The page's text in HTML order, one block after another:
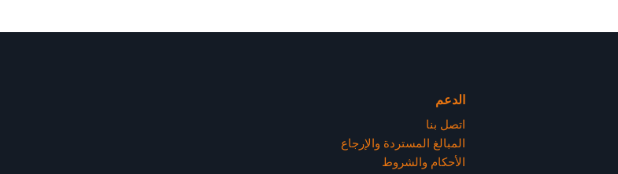
الدعم
اتصل بنا
المبالغ المستردة والإرجاع
الأحكام والشروط